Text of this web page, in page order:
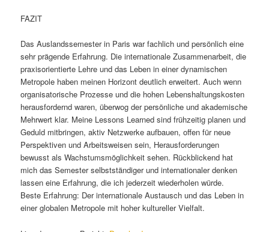
FAZIT
Das Auslandssemester in Paris war fachlich und persönlich eine
sehr prägende Erfahrung. Die internationale Zusammenarbeit, die
praxisorientierte Lehre und das Leben in einer dynamischen
Metropole haben meinen Horizont deutlich erweitert. Auch wenn
organisatorische Prozesse und die hohen Lebenshaltungskosten
herausfordernd waren, überwog der persönliche und akademische
Mehrwert klar. Meine Lessons Learned sind frühzeitig planen und
Geduld mitbringen, aktiv Netzwerke aufbauen, offen für neue
Perspektiven und Arbeitsweisen sein, Herausforderungen
bewusst als Wachstumsmöglichkeit sehen. Rückblickend hat
mich das Semester selbstständiger und internationaler denken
lassen eine Erfahrung, die ich jederzeit wiederholen würde.
Beste Erfahrung: Der internationale Austausch und das Leben in
einer globalen Metropole mit hoher kultureller Vielfalt.